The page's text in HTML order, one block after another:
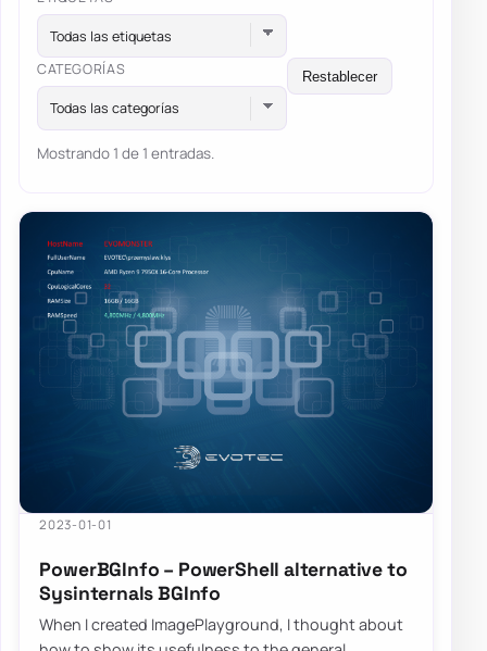
Todas las etiquetas
CATEGORÍAS
Todas las categorías
Restablecer
Mostrando 1 de 1 entradas.
2023-01-01
PowerBGInfo – PowerShell alternative to
Sysinternals BGInfo
When I created ImagePlayground, I thought about